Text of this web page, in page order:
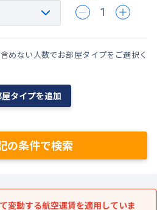
1
めない人数でお部屋タイプをご選択く
タイプを追加
の条件で検索
変動する航空運賃を適用していま